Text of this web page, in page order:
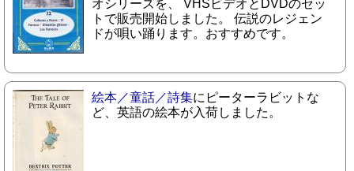
オシリーズを、 VHSビデオとDVDのセッ
トで販売開始しました。 伝説のレジェン
ドが唄い踊ります。おすすめです。
絵本／童話／詩集にピーターラビットな
ど、英語の絵本が入荷しました。